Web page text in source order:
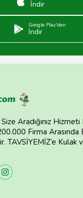
İndir
Google Play'den
İndir
Size Aradığınız
Firma Arasında
Kulak